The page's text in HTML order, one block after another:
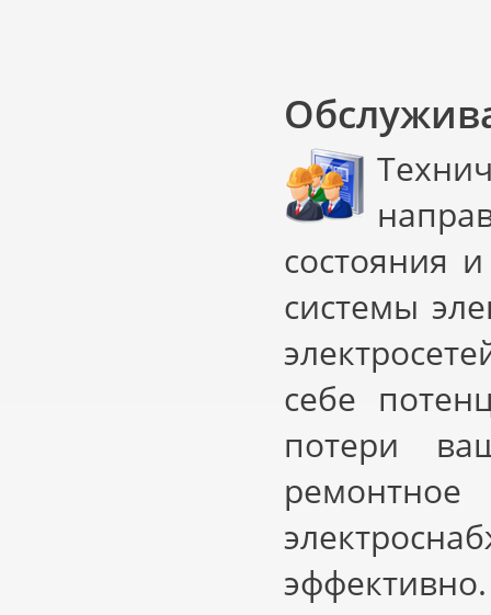
состояния
системы
себе
потери
эффективно.